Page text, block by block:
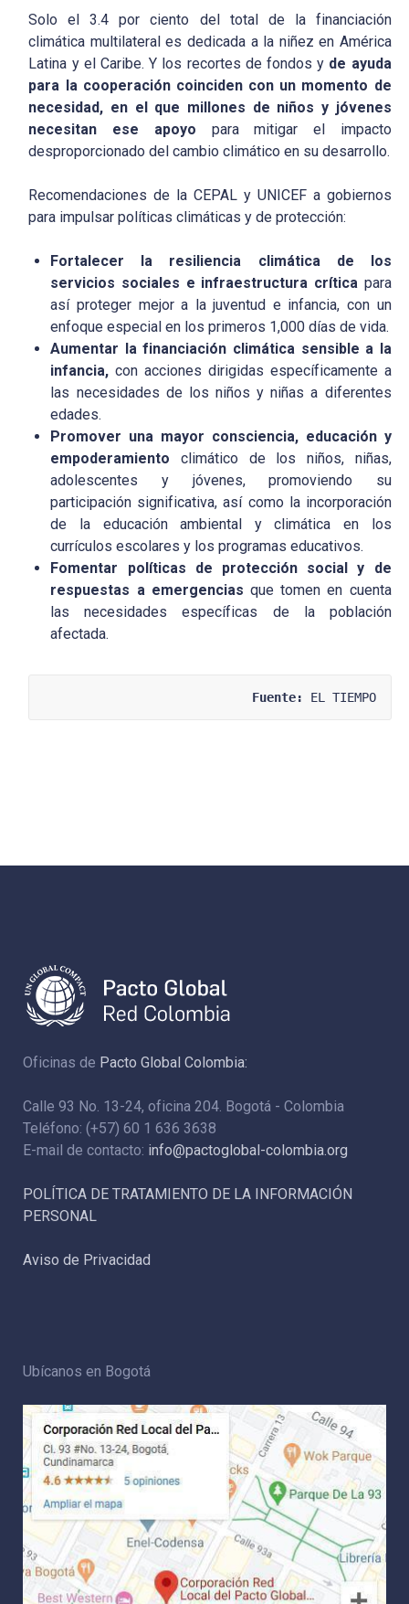
Solo el 3.4 por ciento del total de la financiación
climática multilateral es dedicada a la niñez en América
Latina y el Caribe. Y los recortes de fondos y de ayuda
para la cooperación coinciden con un momento de
necesidad, en el que millones de niños y jóvenes
necesitan ese apoyo para mitigar el impacto
desproporcionado del cambio climático en su desarrollo.
Recomendaciones de la CEPAL y UNICEF a gobiernos
para impulsar políticas climáticas y de protección:
Fortalecer la resiliencia climática de los
servicios sociales e infraestructura críticapara
así proteger mejor a la juventud e infancia, con un
enfoque especial en los primeros 1,000 días de vida.
Aumentar la financiación climática sensible a la
infancia, con acciones dirigidas específicamente a
las necesidades de los niños y niñas a diferentes
edades.
Promover una mayor consciencia, educación y
empoderamientoclimático de los niños, niñas,
adolescentes y jóvenes, promoviendo su
participación significativa, así como la incorporación
de la educación ambiental y climática en los
currículos escolares y los programas educativos.
Fomentar políticas de protección social y de
respuestas a emergencias que tomen en cuenta
las necesidades específicas de la población
afectada.
Fuente: EL TIEMPO
Oficinas de Pacto Global Colombia:
Calle 93 No. 13-24, oficina 204. Bogotá - Colombia
Teléfono: (+57) 60 1 636 3638
E-mail de contacto: info@pactoglobal-colombia.org
POLÍTICA DE TRATAMIENTO DE LA INFORMACIÓN
PERSONAL
Aviso de Privacidad
Ubícanos en Bogotá